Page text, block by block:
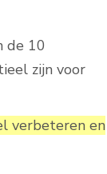
de 10
zijn voor
verbeteren en